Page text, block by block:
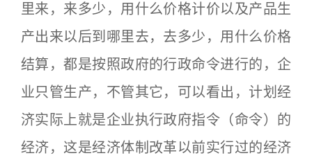
里来，来多少，用什么价格计价以及产品生
产出来以后到哪里去，去多少，用什么价格
结算，都是按照政府的行政命令进行的，企
业只管生产，不管其它，可以看出，计划经
济实际上就是企业执行政府指令（命令）的
经济，这是经济体制改革以前实行过的经济